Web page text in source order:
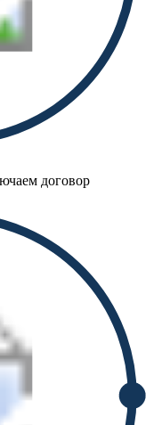
договор